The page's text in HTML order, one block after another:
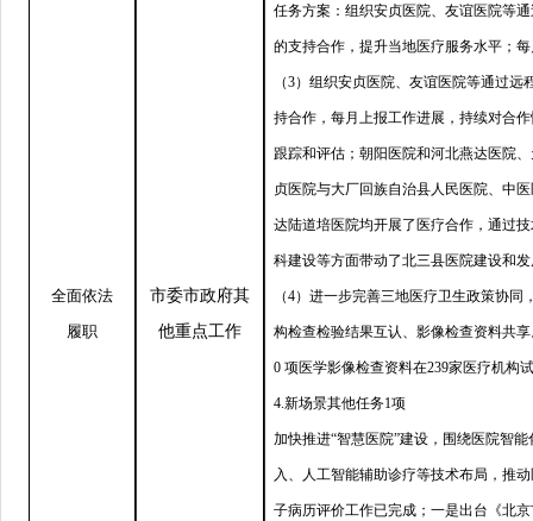
全面依法
履职
市委市政府其
他重点工作
任务方案：组织安贞医院、友谊医院等
的支持合作，提升当地医疗服务水平；
（3）组织安贞医院、友谊医院等通过
持合作，每月上报工作进展，持续对合
跟踪和评估；朝阳医院和河北燕达医院
贞医院与大厂回族自治县人民医院、中
达陆道培医院均开展了医疗合作，通过
科建设等方面带动了北三县医院建设和
（4）进一步完善三地医疗卫生政策协
构检查检验结果互认、影像检查资料共
0 项医学影像检查资料在239家医疗机构
4.新场景其他任务1项
加快推进“智慧医院”建设，围绕医院智
入、人工智能辅助诊疗等技术布局，推
子病历评价工作已完成；一是出台《北